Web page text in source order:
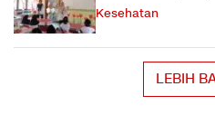
Kesehatan
LEBIH